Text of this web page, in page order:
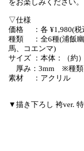
をお楽しみください。
▽仕様
価格 ：各 ¥1,980(税
種類 ：全6種(浦飯幽
馬、コエンマ)
サイズ ：本体：（約
厚み：3mm ※種類
素材 ：アクリル
▼描き下ろし 袴ver.